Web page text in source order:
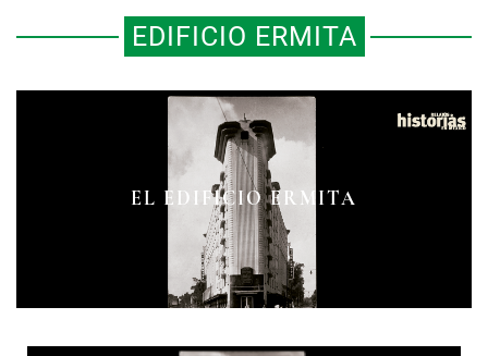
EDIFICIO ERMITA
EL EDIFICIO ERMITA